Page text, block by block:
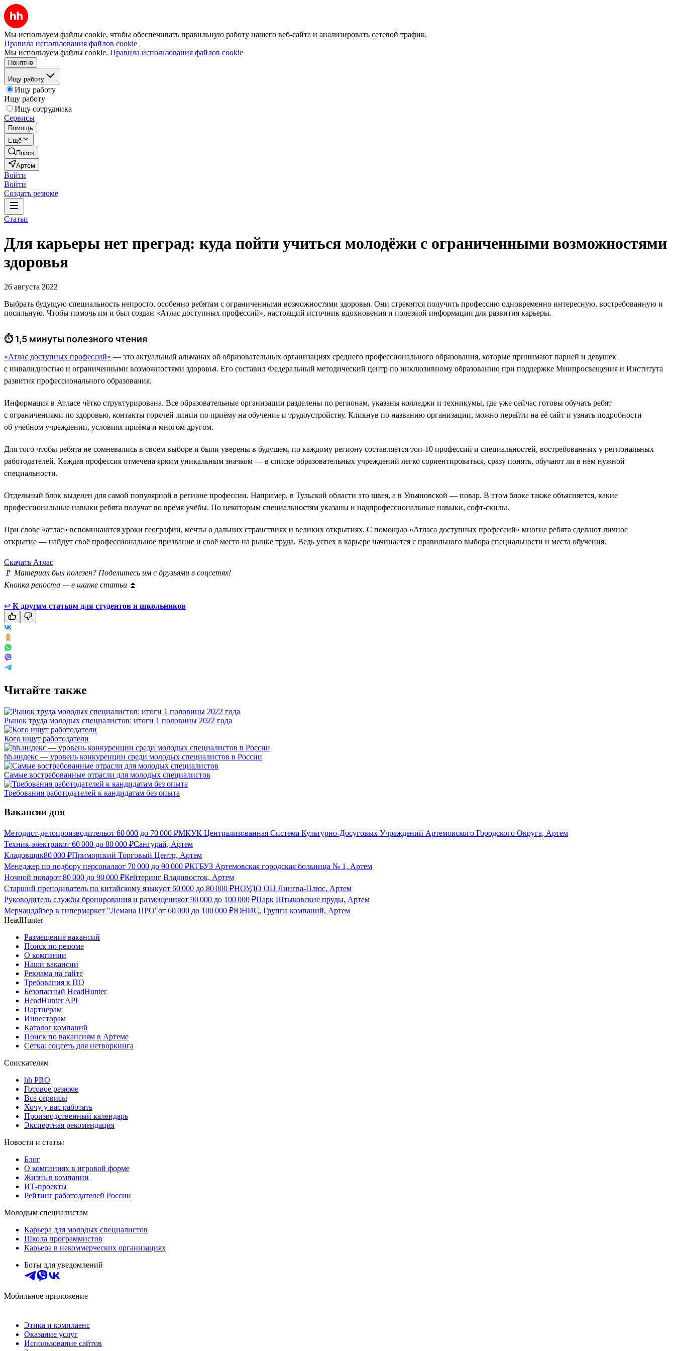
Мы используем файлы cookie, чтобы обеспечивать правильную работу нашего веб-сайта и анализировать сетевой трафик.
Правила использования файлов cookie
Мы используем файлы cookie. Правила использования файлов cookie
Понятно
Ищу работу
Ищу работу
Ищу работу
Ищу сотрудника
Сервисы
Помощь
Ещё
Поиск
Артем
Войти
Войти
Создать резюме
Статьи
Для карьеры нет преград: куда пойти учиться молодёжи с ограниченными возможностями
здоровья
26 августа 2022
Выбрать будущую специальность непросто, особенно ребятам с ограниченными возможностями здоровья. Они стремятся получить профессию одновременно интересную, востребованную и
посильную. Чтобы помочь им и был создан «Атлас доступных профессий», настоящий источник вдохновения и полезной информации для развития карьеры.
⏱ 1,5 минуты полезного чтения
«Атлас доступных профессий» — это актуальный альманах об образовательных организациях среднего профессионального образования, которые принимают парней и девушек
с инвалидностью и ограниченными возможностями здоровья. Его составил Федеральный методический центр по инклюзивному образованию при поддержке Минпросвещения и Института
развития профессионального образования.
Информация в Атласе чётко структурирована. Все образовательные организации разделены по регионам, указаны колледжи и техникумы, где уже сейчас готовы обучать ребят
с ограничениями по здоровью, контакты горячей линии по приёму на обучение и трудоустройству. Кликнув по названию организации, можно перейти на её сайт и узнать подробности
об учебном учреждении, условиях приёма и многом другом.
Для того чтобы ребята не сомневались в своём выборе и были уверены в будущем, по каждому региону составляется топ-10 профессий и специальностей, востребованных у региональных
работодателей. Каждая профессия отмечена ярким уникальным значком — в списке образовательных учреждений легко сориентироваться, сразу понять, обучают ли в нём нужной
специальности.
Отдельный блок выделен для самой популярной в регионе профессии. Например, в Тульской области это швея, а в Ульяновской — повар. В этом блоке также объясняется, какие
профессиональные навыки ребята получат во время учёбы. По некоторым специальностям указаны и надпрофессиональные навыки, софт-скилы.
При слове «атлас» вспоминаются уроки географии, мечты о дальних странствиях и великих открытиях. С помощью «Атласа доступных профессий» многие ребята сделают личное
открытие — найдут своё профессиональное призвание и своё место на рынке труда. Ведь успех в карьере начинается с правильного выбора специальности и места обучения.
Скачать Атлас
🚩 Материал был полезен? Поделитесь им с друзьями в соцсетях!
Кнопка репоста — в шапке статьи ⏫
↩ К другим статьям для студентов и школьников
Читайте также
Рынок труда молодых специалистов: итоги 1 половины 2022 года
Кого ищут работодатели
hh.индекс — уровень конкуренции среди молодых специалистов в России
Самые востребованные отрасли для молодых специалистов
Требования работодателей к кандидатам без опыта
Вакансии дня
Методист-делопроизводительот 60 000 до 70 000 ₽МКУК Централизованная Система Культурно-Досуговых Учреждений Артемовского Городского Округа, Артем
Техник-электрикот 60 000 до 80 000 ₽Сангурай, Артем
Кладовщик80 000 ₽Приморский Торговый Центр, Артем
Менеджер по подбору персоналаот 70 000 до 90 000 ₽КГБУЗ Артемовская городская больница № 1, Артем
Ночной поварот 80 000 до 90 000 ₽Кейтеринг Владивосток, Артем
Старший преподаватель по китайскому языкуот 60 000 до 80 000 ₽НОУДО ОЦ Лингва-Плюс, Артем
Руководитель службы бронирования и размещенияот 90 000 до 100 000 ₽Парк Штыковские пруды, Артем
Мерчандайзер в гипермаркет "Лемана ПРО"от 60 000 до 100 000 ₽ЮНИС, Группа компаний, Артем
HeadHunter
Размещение вакансий
Поиск по резюме
О компании
Наши вакансии
Реклама на сайте
Требования к ПО
Безопасный HeadHunter
HeadHunter API
Партнерам
Инвесторам
Каталог компаний
Поиск по вакансиям в Артеме
Сетка: соцсеть для нетворкинга
Соискателям
hh PRO
Готовое резюме
Все сервисы
Хочу у вас работать
Производственный календарь
Экспертная рекомендация
Новости и статьи
Блог
О компаниях в игровой форме
Жизнь в компании
ИТ-проекты
Рейтинг работодателей России
Молодым специалистам
Карьера для молодых специалистов
Школа программистов
Карьера в некоммерческих организациях
Боты для уведомлений
Мобильное приложение
Этика и комплаенс
Оказание услуг
Использование сайтов